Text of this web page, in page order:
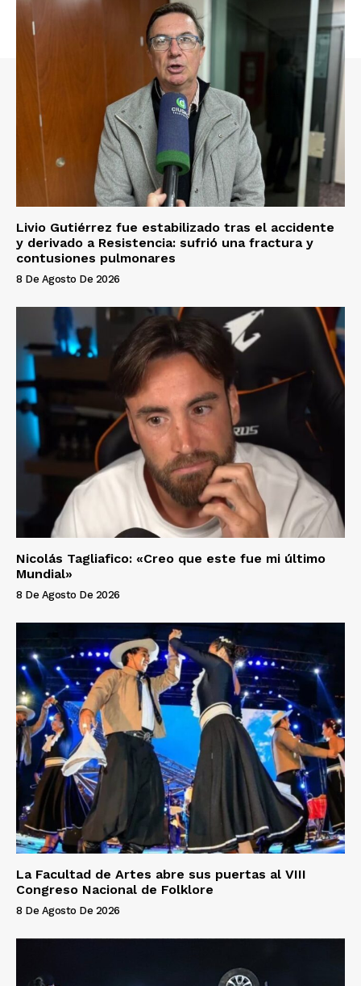
Livio Gutiérrez fue estabilizado tras el accidente
y derivado a Resistencia: sufrió una fractura y
contusiones pulmonares
8 De Agosto De 2026
Nicolás Tagliafico: «Creo que este fue mi último
Mundial»
8 De Agosto De 2026
La Facultad de Artes abre sus puertas al VIII
Congreso Nacional de Folklore
8 De Agosto De 2026